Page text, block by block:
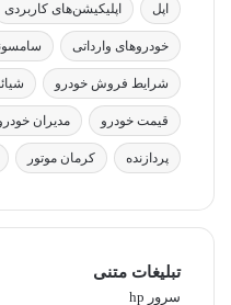
اپل اپلیکیشن‌های کاربردی
خودروهای وارداتی
شرایط فروش خودرو
قیمت خودرو مدیران
پردازنده کرمان موتور
تبلیغات متنی
سرور hp